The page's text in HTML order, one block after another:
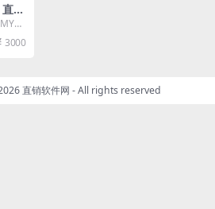
销
直
3000
直销软件网 - All rights reserved